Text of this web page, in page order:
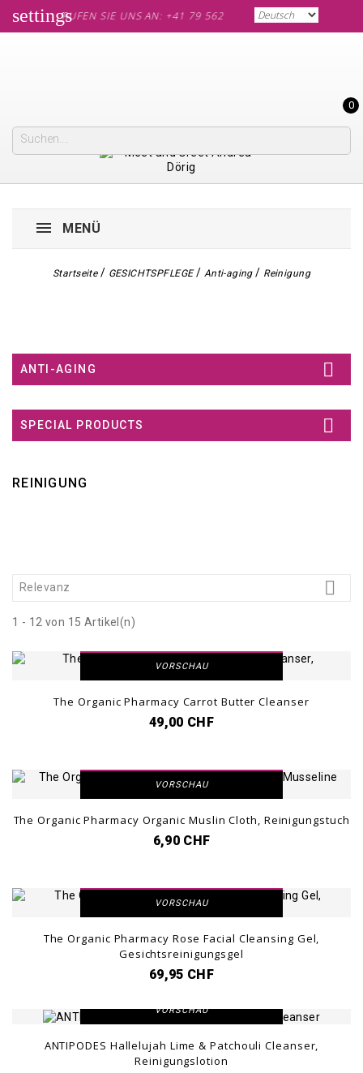
settingsRUFEN SIE UNS AN: +41 79 562 60 61
0
MENÜ
Startseite GESICHTSPFLEGE Anti-aging Reinigung
ANTI-AGING 
SPECIAL PRODUCTS 
REINIGUNG
Relevanz 
1 - 12 von 15 Artikel(n)
VORSCHAU
The Organic Pharmacy Carrot Butter Cleanser
49,00 CHF
VORSCHAU
The Organic Pharmacy Organic Muslin Cloth, Reinigungstuch
6,90 CHF
VORSCHAU
The Organic Pharmacy Rose Facial Cleansing Gel,
Gesichtsreinigungsgel
69,95 CHF
DETAILANSICHT
VORSCHAU
ANTIPODES Hallelujah Lime & Patchouli Cleanser,
Reinigungslotion